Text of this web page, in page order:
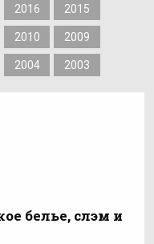
2016 2015
2010 2009
2004 2003
белье, слэм и